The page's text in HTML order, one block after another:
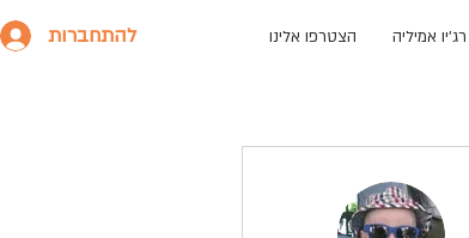
להתחברות אמיליה הצטרפו אלינו